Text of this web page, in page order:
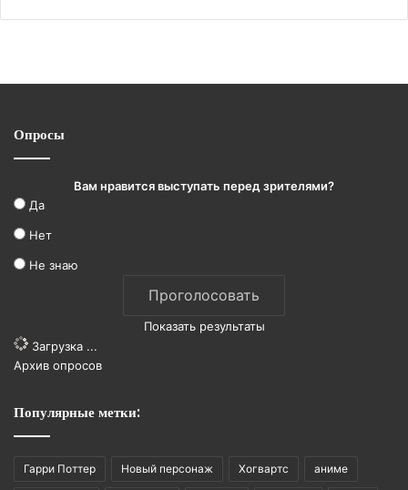
Опросы
Вам нравится выступать перед зрителями?
Да
Нет
Не знаю
Показать результаты
Загрузка ...
Архив опросов
Популярные метки:
Гарри Поттер Новый персонаж Хогвартс аниме